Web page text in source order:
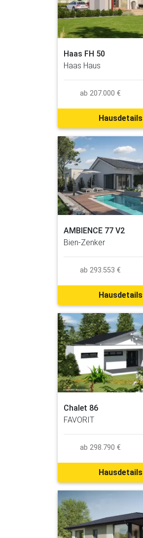
Haas FH 50
Haas Haus
ab 207.000 €
Hausdetails
AMBIENCE 77 V2
Bien-Zenker
ab 293.553 €
Hausdetails
Chalet 86
FAVORIT
ab 298.790 €
Hausdetails